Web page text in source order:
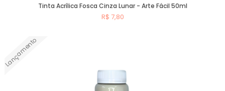
Tinta Acrílica Fosca Cinza Lunar - Arte Fácil 50ml
R$ 7,80
Lançamento